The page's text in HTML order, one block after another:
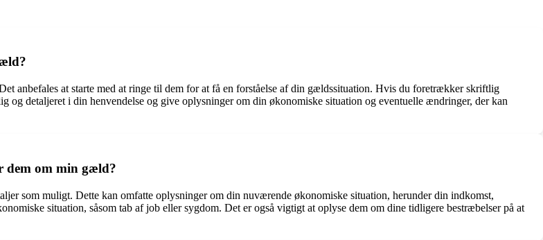
anbefales at starte med at ringe til dem for at få en forståelse af din gældssituation. Hvis du foretrækker skriftlig
detaljeret i din henvendelse og give oplysninger om din økonomiske situation og eventuelle ændringer, der kan
dem om min gæld?
som muligt. Dette kan omfatte oplysninger om din nuværende økonomiske situation, herunder din indkomst,
situation, såsom tab af job eller sygdom. Det er også vigtigt at oplyse dem om dine tidligere bestræbelser på at